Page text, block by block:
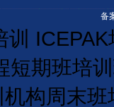
备
短期班培训
机构周末班